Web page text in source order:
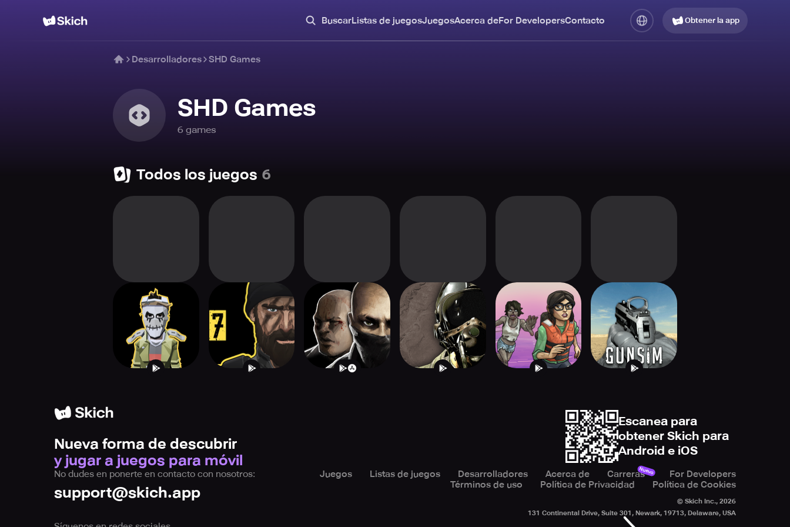
BuscarListas de juegosJuegosAcerca deFor DevelopersContacto Obtener la app
Desarrolladores SHD Games
SHD Games
6 games
Todos los juegos 6
Legendary Larry
SIERRA 7 - Tactical
Shooter
LONEWOLF (17+) A
Sniper Story
GOLIATH - AC130
Gunship
Zombie Chopper
3D
GUNSIM - 3D FPS
Shooting Guns
Nueva forma de descubrir
y jugar a juegos para móvil
Escanea para
obtener Skich para
Android e iOS
No dudes en ponerte en contacto con nosotros:
support@skich.app
Juegos Listas de juegos Desarrolladores Acerca de CarrerasNuevo
For Developers
Términos de uso
Política de Privacidad Política de Cookies
© Skich Inc., 2026
131 Continental Drive, Suite 301, Newark, 19713, Delaware, USA